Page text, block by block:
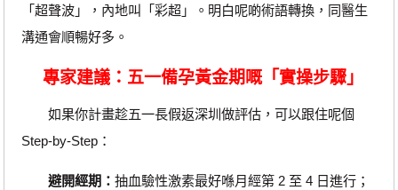
「超聲波」，內地叫「彩超」。明白呢啲術語轉換，同醫生
溝通會順暢好多。
專家建議：五一備孕黃金期嘅「實操步驟」
如果你計畫趁五一長假返深圳做評估，可以跟住呢個
Step-by-Step：
避開經期： 抽血驗性激素最好喺月經第 2 至 4 日進行；